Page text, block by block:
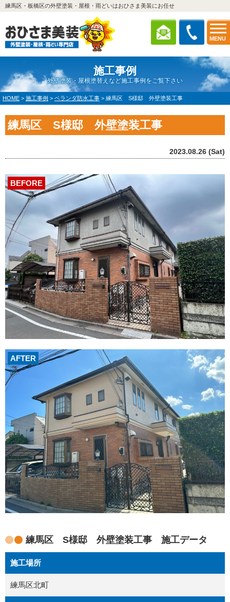
MENU
練馬区・板橋区の外壁塗装・屋根・雨どいはおひさま美装にお任せ
施工事例
外壁塗装・屋根塗替えなど施工事例をご覧下さい
HOME > 施工事例 > ベランダ防水工事 > 練馬区 S様邸 外壁塗装工事
練馬区 S様邸 外壁塗装工事
2023.08.26 (Sat)
AFTER
BEFORE
練馬区 S様邸 外壁塗装工事 施工データ
施工場所
練馬区北町